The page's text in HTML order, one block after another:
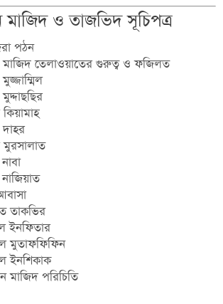
ও তাজভিদ সূচিপত্র
পঠন
তেলাওয়াতের গুরুত্ব ও ফজিলত
তাকভির
ইনফিতার
মুতাফফিফিন
ইনশিকাক
পরিচিতি